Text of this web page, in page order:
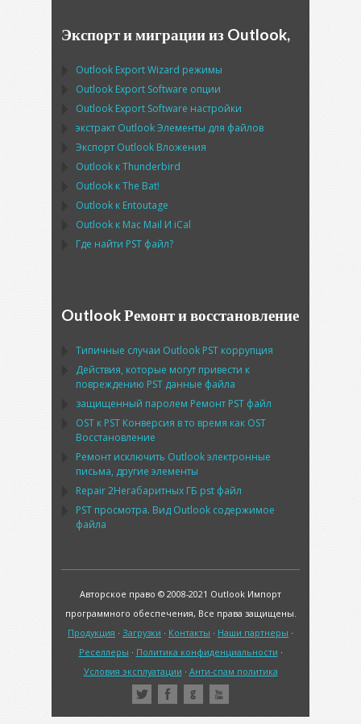
Экспорт и миграции из Outlook,
Outlook Export Wizard режимы
Outlook Export Software опции
Outlook Export Software настройки
экстракт OutlookЭлементы для файлов
Экспорт Outlook Вложения
Outlook кThunderbird
Outlook кThe Bat!
Outlook к Entoutage
Outlook к Mac Mail И iCal
Где найти PST файл?
Outlook Ремонт и восстановление
Типичные случаи Outlook PST коррупция
Действия, которые могут привести к
повреждению PST данные файла
защищенный паролем Ремонт PST файл
OST к PST Конверсия в то время как OST
Восстановление
Ремонт исключить Outlookэлектронные
письма, другие элементы
Repair2Негабаритных ГБ pst файл
PST просмотра. Вид Outlook содержимое
файла
Авторское право © 2008-2021 Outlook Импорт
программного обеспечения, Все права защищены.
Продукция · Загрузки · Контакты · Наши партнеры ·
Реселлеры · Политика конфиденциальности ·
Условия эксплуатации · Анти-спам политика